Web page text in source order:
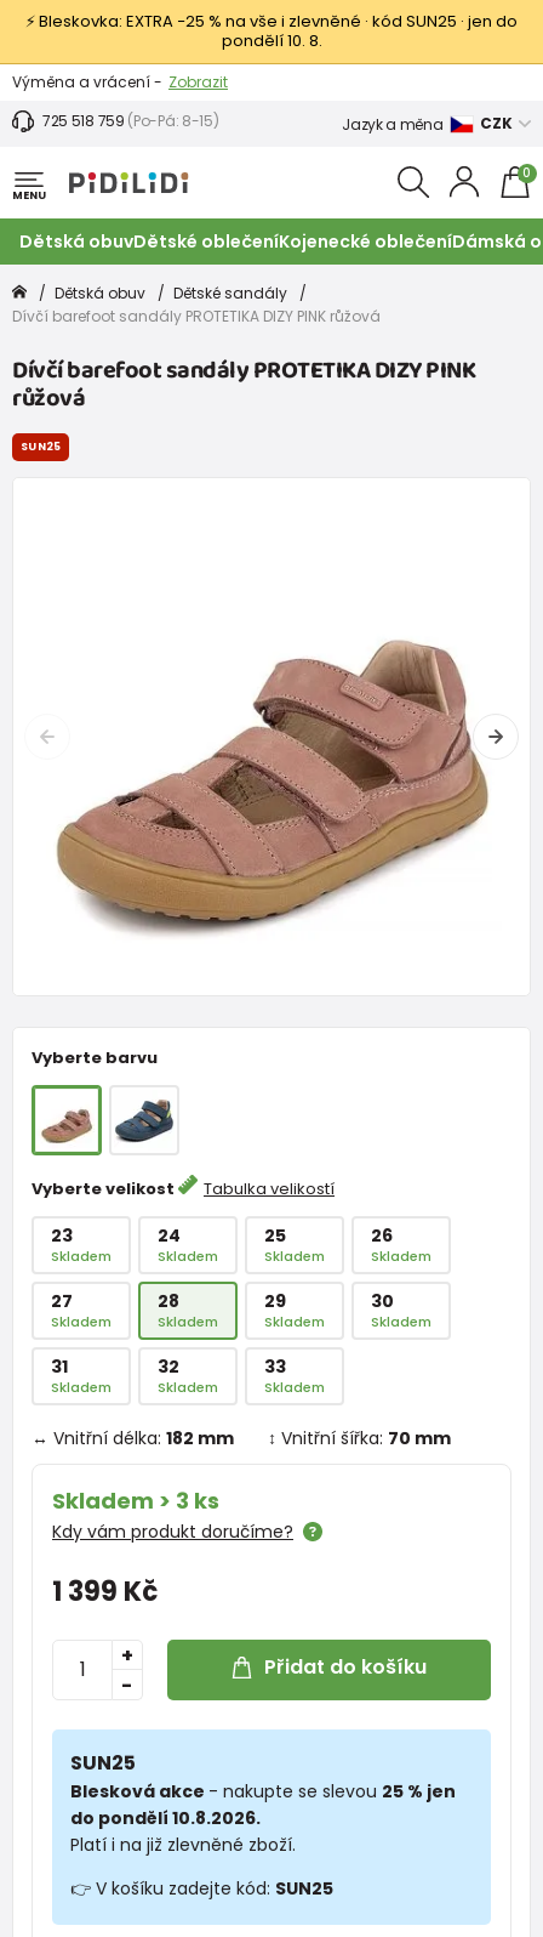
⚡ Bleskovka: EXTRA −25 % na vše i zlevněné · kód SUN25 · jen do
pondělí 10. 8.
Výměna a vrácení - Zobrazit
Sleva 100 Kč na první nákup -
725 518 759 (Po-Pá: 8-15) Jazyk a měna CZK
MENU
0
Dětská obuvDětské oblečeníKojenecké oblečeníDámská
Dětská obuv
Dětské sandály
Dívčí barefoot sandály PROTETIKA DIZY PINK růžová
Dívčí barefoot sandály PROTETIKA DIZY PINK
růžová
Vyberte barvu
Vyberte velikost Tabulka velikostí
23
Skladem
24
Skladem
25
Skladem
26
Skladem
27
Skladem
28
Skladem
29
Skladem
30
Skladem
31
Skladem
32
Skladem
33
Skladem
↔ Vnitřní délka: 182 mm ↕ Vnitřní šířka: 70 mm
Skladem > 3 ks
Kdy vám produkt doručíme?
1 399 Kč
-
+ Přidat do košíku
SUN25
Blesková akce - nakupte se slevou 25 % jen
do pondělí 10.8.2026.
Platí i na již zlevněné zboží.
👉 V košíku zadejte kód: SUN25
SUN25